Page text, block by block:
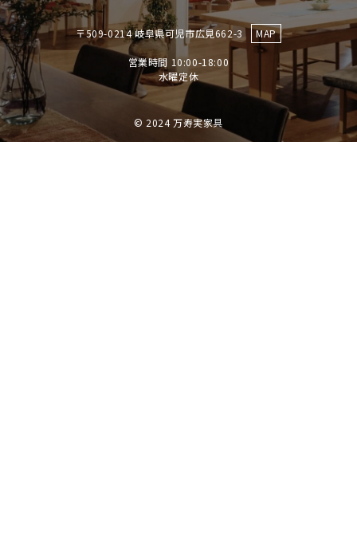
〒509-0214 岐阜県可児市広見662-3 MAP
営業時間 10:00-18:00
​​​​​​​水曜定休
© 2024 万寿実家具